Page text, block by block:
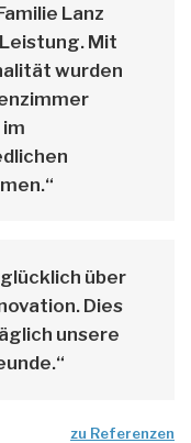
Lanz
Mit
wurden
über
Dies
unsere
zu Referenzen